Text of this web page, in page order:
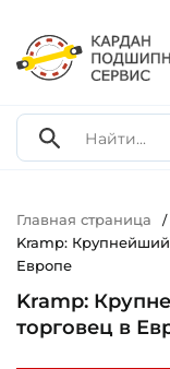
Главная страница /
Kramp: Крупнейший
Европе
Kramp:
торговец в